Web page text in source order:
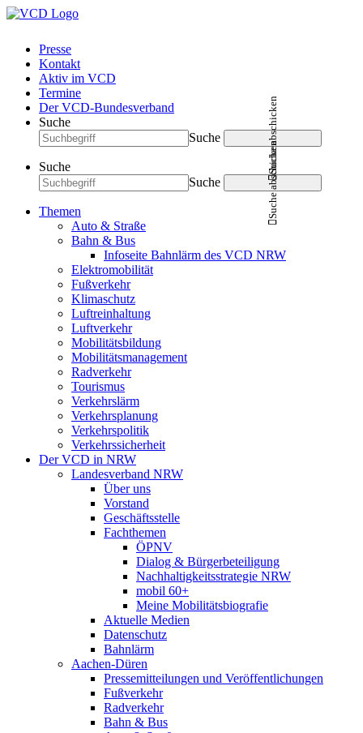
Presse
Kontakt
Aktiv im VCD
Termine
Der VCD-Bundesverband
Suche
Suche
Suche abschicken
Suche
Suche
Suche abschicken
Themen
Auto & Straße
Bahn & Bus
Infoseite Bahnlärm des VCD NRW
Elektromobilität
Fußverkehr
Klimaschutz
Luftreinhaltung
Luftverkehr
Mobilitätsbildung
Mobilitätsmanagement
Radverkehr
Tourismus
Verkehrslärm
Verkehrsplanung
Verkehrspolitik
Verkehrssicherheit
Der VCD in NRW
Landesverband NRW
Über uns
Vorstand
Geschäftsstelle
Fachthemen
ÖPNV
Dialog & Bürgerbeteiligung
Nachhaltigkeitsstrategie NRW
mobil 60+
Meine Mobilitätsbiografie
Aktuelle Medien
Datenschutz
Bahnlärm
Aachen-Düren
Pressemitteilungen und Veröffentlichungen
Fußverkehr
Radverkehr
Bahn & Bus